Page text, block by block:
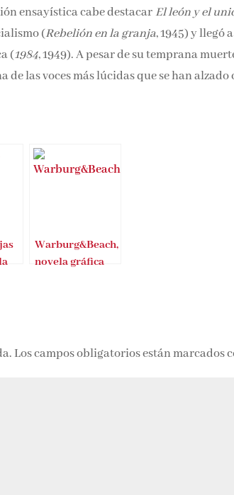
ensayística cabe destacar El león y el
(Rebelión en la granja, 1945) y llegó
(1984, 1949). A pesar de su temprana
las voces más lúcidas que se han
Warburg&Beach,
novela gráfica
Los campos obligatorios están marcados